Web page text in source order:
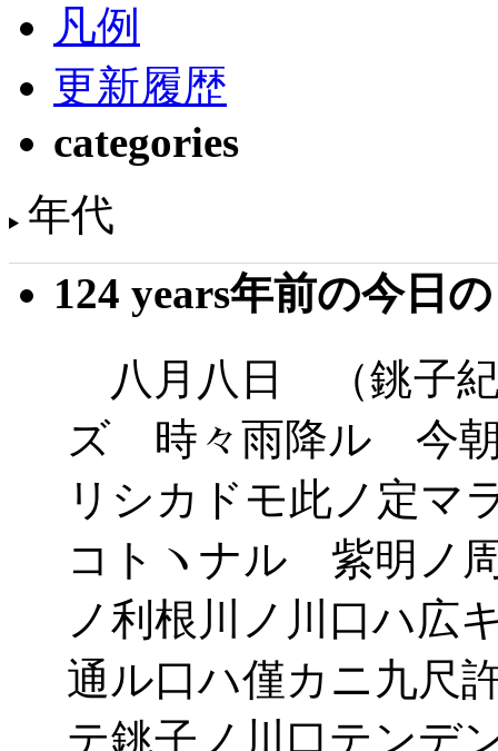
凡例
更新履歴
categories
年代
124 years年前の今日
八月八日 （銚子
ズ 時々雨降ル 今朝
リシカドモ此ノ定マ
コトヽナル 紫明ノ
ノ利根川ノ川口ハ広
通ル口ハ僅カニ九尺
テ銚子ノ川口テンデ